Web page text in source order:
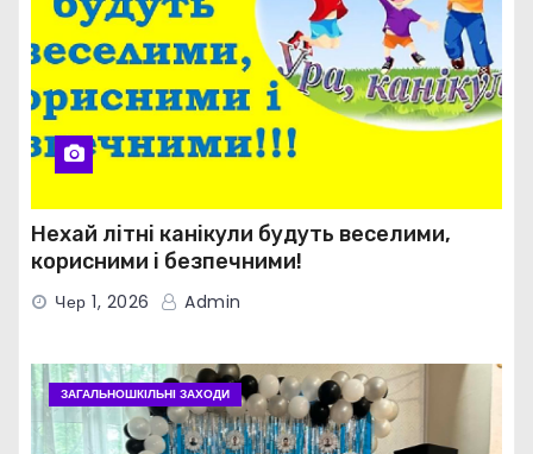
Нехай літні канікули будуть веселими,
корисними і безпечними!
Чер 1, 2026 Admin
ЗАГАЛЬНОШКІЛЬНІ ЗАХОДИ